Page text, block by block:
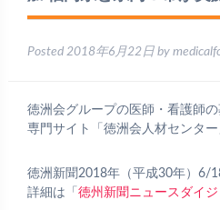
Posted 2018年6月22日 by
徳洲会グループの医師・看護師
専門サイト「徳洲会人材センター
徳洲新聞2018年（平成30年）6/
詳細は「 徳州新聞ニュースダイジ